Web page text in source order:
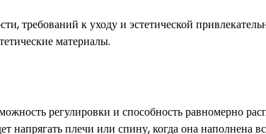
требований к уходу и эстетической
материалы.
регулировки и способность равномерно
напрягать плечи или спину, когда она наполнена